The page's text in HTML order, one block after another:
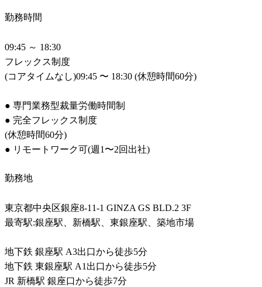
勤務時間
09:45 ～ 18:30
フレックス制度
(コアタイムなし)09:45 〜 18:30 (休憩時間60分)
● 専門業務型裁量労働時間制
● 完全フレックス制度
(休憩時間60分)
● リモートワーク可(週1〜2回出社)
勤務地
東京都中央区銀座8-11-1 GINZA GS BLD.2 3F
最寄駅:銀座駅、新橋駅、東銀座駅、築地市場
地下鉄 銀座駅 A3出口から徒歩5分
地下鉄 東銀座駅 A1出口から徒歩5分
JR 新橋駅 銀座口から徒歩7分